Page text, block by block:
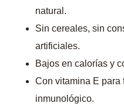
natural.
Sin cereales, sin
artificiales.
Bajos en calorías y
Con vitamina E para
inmunológico.